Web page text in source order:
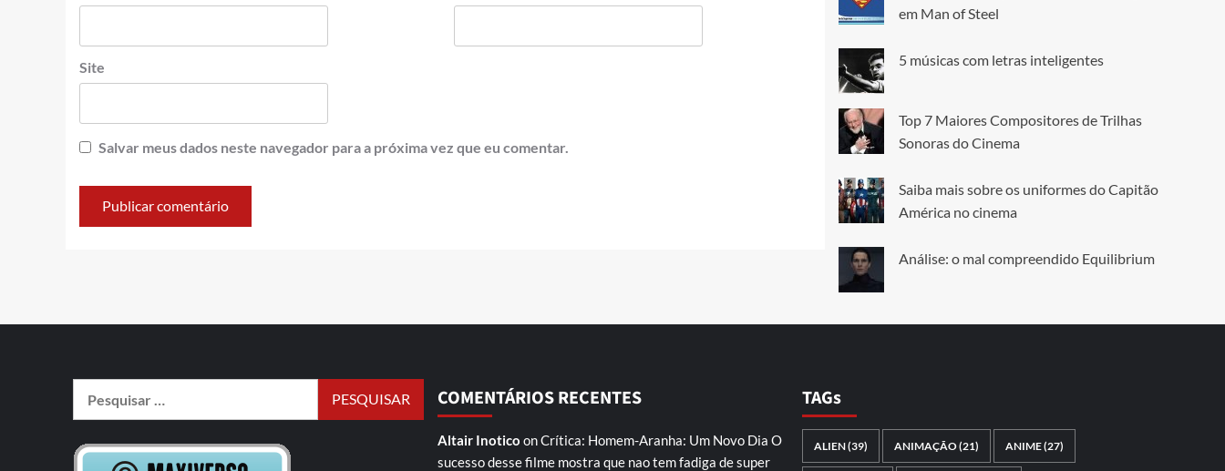
Site
Salvar meus dados neste navegador para a próxima vez que eu comentar.
em Man of Steel
5 músicas com letras inteligentes
Top 7 Maiores Compositores de Trilhas
Sonoras do Cinema
Saiba mais sobre os uniformes do Capitão
América no cinema
Análise: o mal compreendido Equilibrium
COMENTÁRIOS RECENTES
Altair Inotico onCrítica: Homem-Aranha: Um Novo Dia O
sucesso desse filme mostra que nao tem fadiga de super
TAGs
ALIEN(39) ANIMAÇÃO(21) ANIME(27)